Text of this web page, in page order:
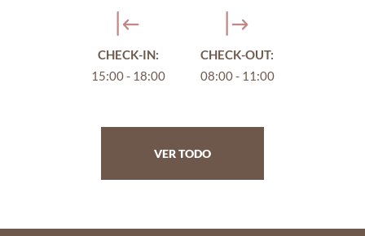
CHECK-IN:
15:00 - 18:00
CHECK-OUT:
08:00 - 11:00
VER TODO